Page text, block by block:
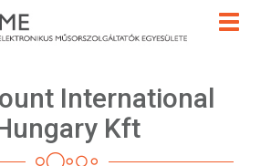
Toggle
International
Kft